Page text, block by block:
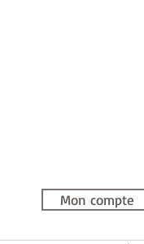
Mon compte